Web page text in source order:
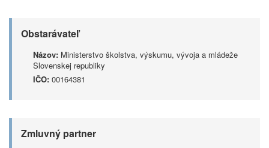
Obstarávateľ
Názov: Ministerstvo školstva, výskumu, vývoja a mládeže
Slovenskej republiky
IČO: 00164381
Zmluvný partner